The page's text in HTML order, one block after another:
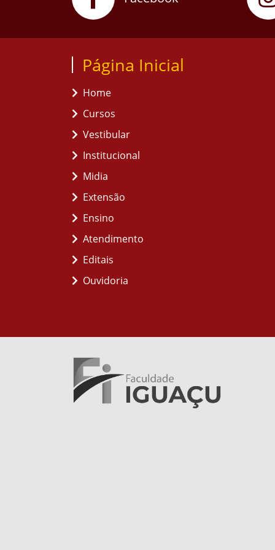
Página Inicial
Home
Cursos
Vestibular
Institucional
Midia
Extensão
Ensino
Atendimento
Editais
Ouvidoria